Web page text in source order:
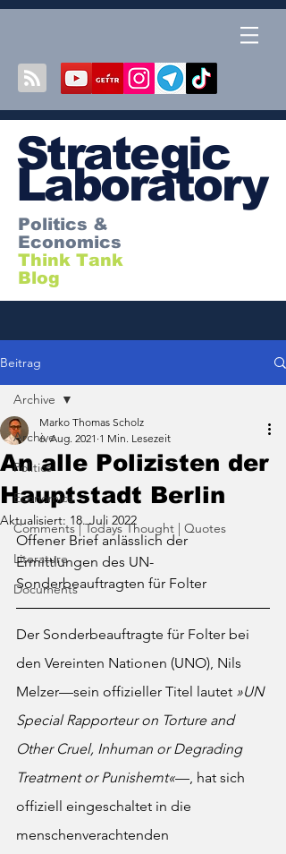
Strategic
Laboratory
Politics &
Economics
Think Tank
Blog
Beitrag
Archive
Politics
Economics
Comments | Todays Thought | Quotes
Literature
Documents
Archive
An alle Polizisten der
Hauptstadt Berlin
Marko Thomas Scholz
6. Aug. 2021 1 Min. Lesezeit
Aktualisiert: 18. Juli 2022
Offener Brief anlässlich der
Ermittlungen des UN-
Sonderbeauftragten für Folter
Der Sonderbeauftragte für Folter bei
den Vereinten Nationen (UNO), Nils
Melzer—sein offizieller Titel lautet »UN
Special Rapporteur on Torture and
Other Cruel, Inhuman or Degrading
Treatment or Punishemt«—, hat sich
offiziell eingeschaltet in die
menschenverachtenden